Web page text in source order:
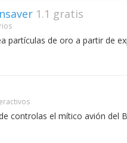
1.1 gratis
partículas de oro a partir de
controlas el mítico avión del